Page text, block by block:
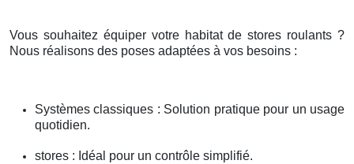
Vous souhaitez équiper votre habitat de stores roulants ?
Nous réalisons des poses adaptées à vos besoins :
Systèmes classiques : Solution pratique pour un usage
quotidien.
stores : Idéal pour un contrôle simplifié.